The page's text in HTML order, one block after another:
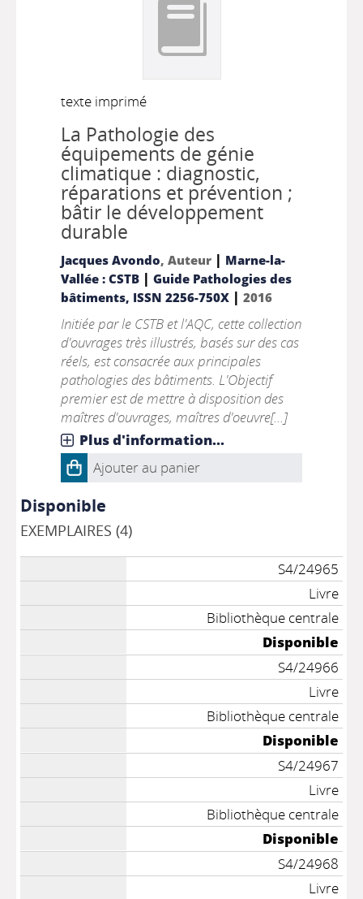
texte imprimé
La Pathologie des
équipements de génie
climatique : diagnostic,
réparations et prévention ;
bâtir le développement
durable
Jacques Avondo, Auteur | Marne-la-
Vallée : CSTB| Guide Pathologies des
bâtiments, ISSN 2256-750X| 2016
Initiée par le CSTB et l'AQC, cette collection
d'ouvrages très illustrés, basés sur des cas
réels, est consacrée aux principales
pathologies des bâtiments. L'Objectif
premier est de mettre à disposition des
maîtres d'ouvrages, maîtres d'oeuvre[...]
Plus d'information...
Ajouter au panier
Disponible
EXEMPLAIRES (4)
S4/24965
Livre
Bibliothèque centrale
Disponible
S4/24966
Livre
Bibliothèque centrale
Disponible
S4/24967
Livre
Bibliothèque centrale
Disponible
S4/24968
Livre